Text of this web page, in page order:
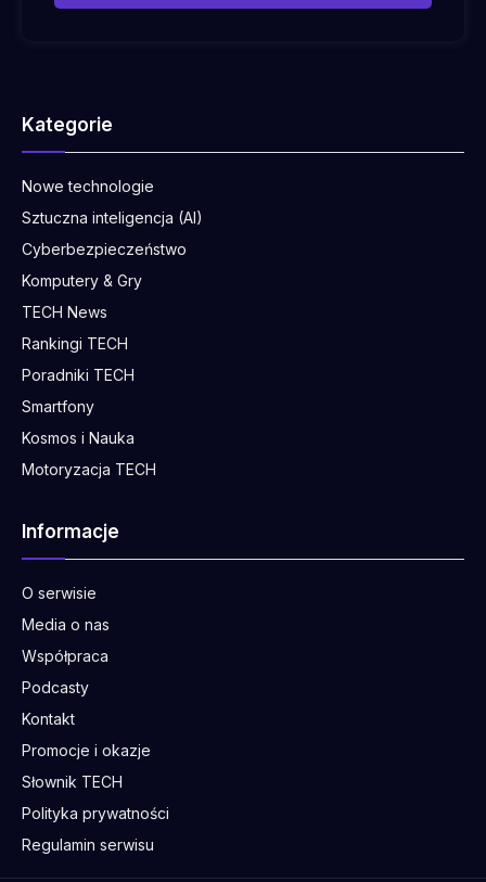
Kategorie
Nowe technologie
Sztuczna inteligencja (AI)
Cyberbezpieczeństwo
Komputery & Gry
TECH News
Rankingi TECH
Poradniki TECH
Smartfony
Kosmos i Nauka
Motoryzacja TECH
Informacje
O serwisie
Media o nas
Współpraca
Podcasty
Kontakt
Promocje i okazje
Słownik TECH
Polityka prywatności
Regulamin serwisu